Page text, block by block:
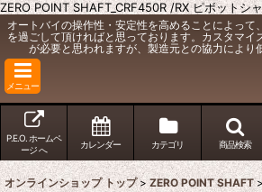
ZERO POINT SHAFT_CRF450R /RX ピボットシ
オートバイの操作性・安定性を高めることによって
を過ごして頂ければと思っております。カスタマイ
が必要と思われますが、製造元との協力により
メニュー
P.E.O. ホームペ
ージ へ
カレンダー カテゴリ 商品検索
オンラインショップ トップ > ZERO POINT SHAFT >